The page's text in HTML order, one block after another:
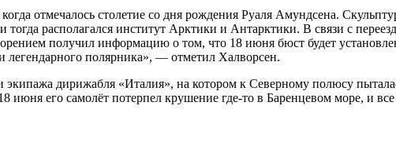
отмечалось столетие со дня рождения Руаля Амундсена.
тогда располагался институт Арктики и Антарктики. В связи с
получил информацию о том, что 18 июня бюст будет
легендарного полярника», — отметил Халворсен.
дирижабля «Италия», на котором к Северному полюсу
июня его самолёт потерпел крушение где-то в Баренцевом море, и